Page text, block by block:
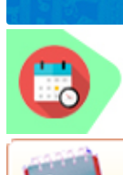
phạt tù được
định số 22/
Chính phủ về
tù.
(20/05/2026,
Nguồn vốn tín
nghèo và các